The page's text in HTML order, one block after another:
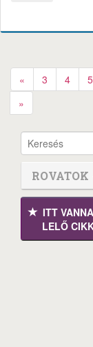
« 3 4 5
»
ROVATOK
ITT
LELŐ